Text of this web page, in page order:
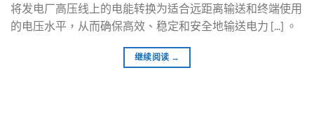
将发电厂高压线上的电能转换为适合远距离输送和终端使用
的电压水平，从而确保高效、稳定和安全地输送电力 [...] 。
继续阅读 →